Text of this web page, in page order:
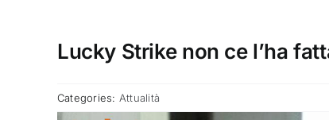
Lucky Strike non ce l’ha
Categories: Attualità